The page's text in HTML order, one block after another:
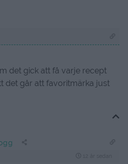
det gick att få varje recept
det går att favoritmärka just